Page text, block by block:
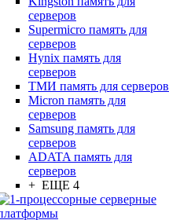
серверов
Supermicro память для
серверов
Hynix память для
серверов
ТМИ память для серверов
Micron память для
серверов
Samsung память для
серверов
ADATA память для
серверов
+ ЕЩЕ 4